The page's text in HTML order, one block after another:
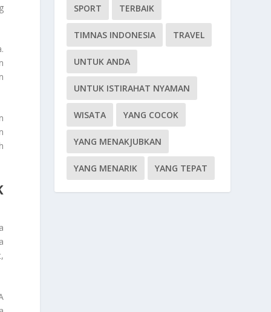
SPORT TERBAIK
TIMNAS INDONESIA TRAVEL
UNTUK ANDA
UNTUK ISTIRAHAT NYAMAN
WISATA YANG COCOK
YANG MENAKJUBKAN
YANG MENARIK YANG TEPAT